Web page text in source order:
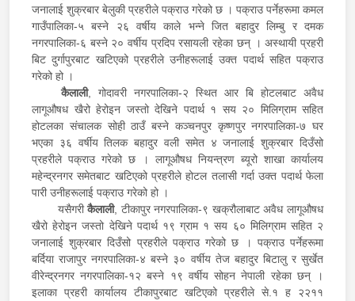
जनालाई शुक्रबार बेलुकी प्रहरीले पक्राउ गरेको छ । पक्राउ पर्नेहरूमा कमल
गाउँपालिका-५ बस्ने २६ वर्षीय काले भन्ने जित बहादुर लिम्बु र दमक
नगरपालिका-६ बस्ने २० वर्षीय प्रदिप रसायली रहेका छन् । अस्थायी प्रहरी
बिट दुर्गापुरबाट खटिएको प्रहरीले उनीहरूलाई उक्त पदार्थ सहित पक्राउ
गरेको हो ।
कैलाली, गोदावरी नगरपालिका-२ स्थित आर बि होटलबाट अवैध
लागूऔषध खैरो हेरोइन जस्तो देखिने पदार्थ १ सय २० मिलिग्राम सहित
होटलका संचालक सोही ठाउँ बस्ने कञ्चनपुर कृष्णपुर नगरपालिका-७ घर
भएका ३६ वर्षीय तिलक बहादुर वली समेत ४ जनालाई शुक्रबार दिउँसो
प्रहरीले पक्राउ गरेको छ । लागूऔषध नियन्त्रण ब्यूरो शाखा कार्यालय
महेन्द्रनगर समेतबाट खटिएको प्रहरीले होटल तलासी गर्दा उक्त पदार्थ फेला
पारी उनीहरूलाई पक्राउ गरेको हो ।
यसैगरीकैलाली, टीकापुर नगरपालिका-९ खक्रौलाबाट अवैध लागूऔषध
खैरो हेरोइन जस्तो देखिने पदार्थ १९ ग्राम १ सय ६० मिलिग्राम सहित २
जनालाई शुक्रबार दिउँसो प्रहरीले पक्राउ गरेको छ । पक्राउ पर्नेहरूमा
बर्दिया राजापुर नगरपालिका-४ बस्ने ३० वर्षीय तेज बहादुर बिटालु र सुर्खेत
वीरेन्द्रनगर नगरपालिका-१२ बस्ने १९ वर्षीय सोहन नेपाली रहेका छन् ।
इलाका प्रहरी कार्यालय टीकापुरबाट खटिएको प्रहरीले से.१ ह २२११